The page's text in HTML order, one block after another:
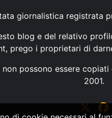
giornalistica registrata
blog e del relativo
prego i proprietari di
possono essere
2001.